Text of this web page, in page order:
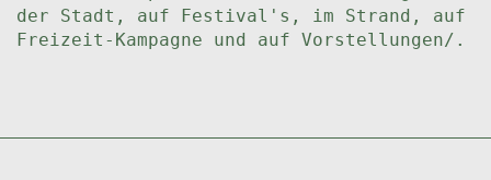
der Stadt, auf Festival's, im Strand, auf
Freizeit-Kampagne und auf Vorstellungen/.